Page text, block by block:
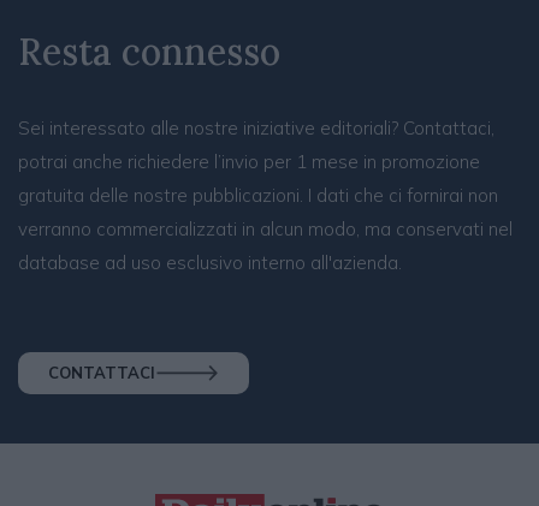
Resta connesso
Sei interessato alle nostre iniziative editoriali? Contattaci,
potrai anche richiedere l’invio per 1 mese in promozione
gratuita delle nostre pubblicazioni. I dati che ci fornirai non
verranno commercializzati in alcun modo, ma conservati nel
database ad uso esclusivo interno all'azienda.
CONTATTACI